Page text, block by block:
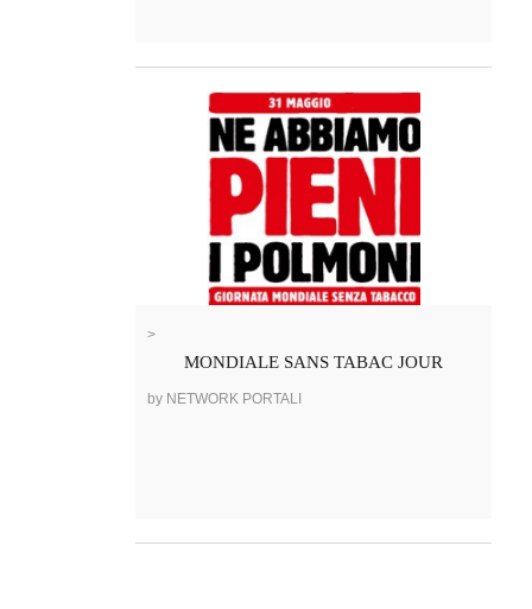
>
MONDIALE SANS TABAC JOUR
by NETWORK PORTALI